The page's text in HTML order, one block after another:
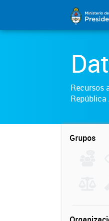
Recursos
República
Grupos